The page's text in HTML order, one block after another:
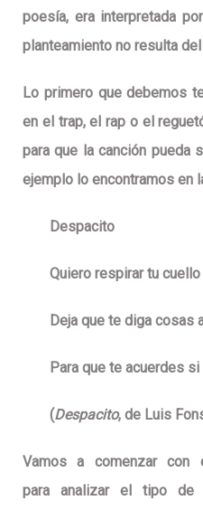
poesía, era interpretada
planteamiento no resulta
Lo primero que debemos
en el trap, el rap o el
para que la canción pueda
ejemplo lo encontramos en
Despacito
Quiero respirar tu
Deja que te diga cosas
Para que te acuerdes
(Despacito, de Luis
Vamos a comenzar con
para analizar el tipo de